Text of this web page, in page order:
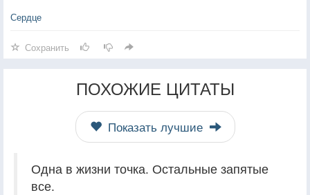
Сердце
Сохранить
ПОХОЖИЕ ЦИТАТЫ
Показать лучшие
Одна в жизни точка. Остальные запятые
все.